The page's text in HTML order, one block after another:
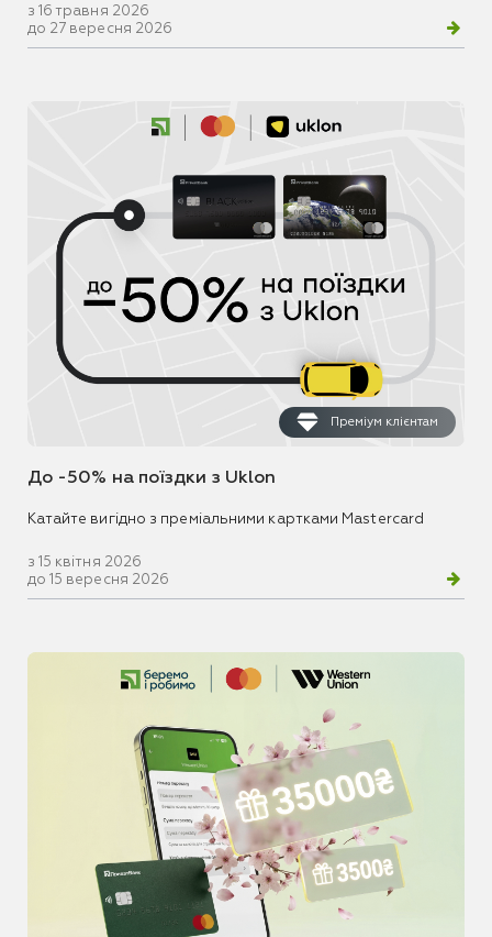
з 16 травня 2026
до 27 вересня 2026
Преміум клієнтам
До -50% на поїздки з Uklon
Катайте вигідно з преміальними картками Mastercard
з 15 квітня 2026
до 15 вересня 2026